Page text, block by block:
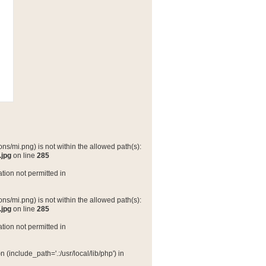
mi.png) is not within the allowed path(s):
on line 285
not permitted in
mi.png) is not within the allowed path(s):
on line 285
not permitted in
(include_path='.:/usr/local/lib/php') in